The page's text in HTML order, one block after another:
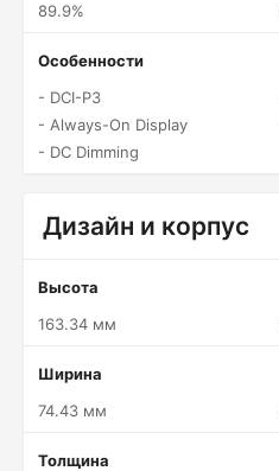
89.9%
Особенности
- DCI-P3
- Always-On Display
- DC Dimming
Дизайн и корпус
Высота
163.34 мм
Ширина
74.43 мм
Толщина